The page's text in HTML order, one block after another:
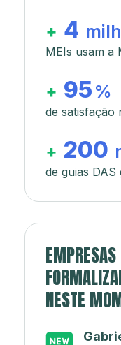
+ 4
MEIs usam a
+ 95 %
de satisfação
+ 200
de guias
EMPRESAS
NESTE